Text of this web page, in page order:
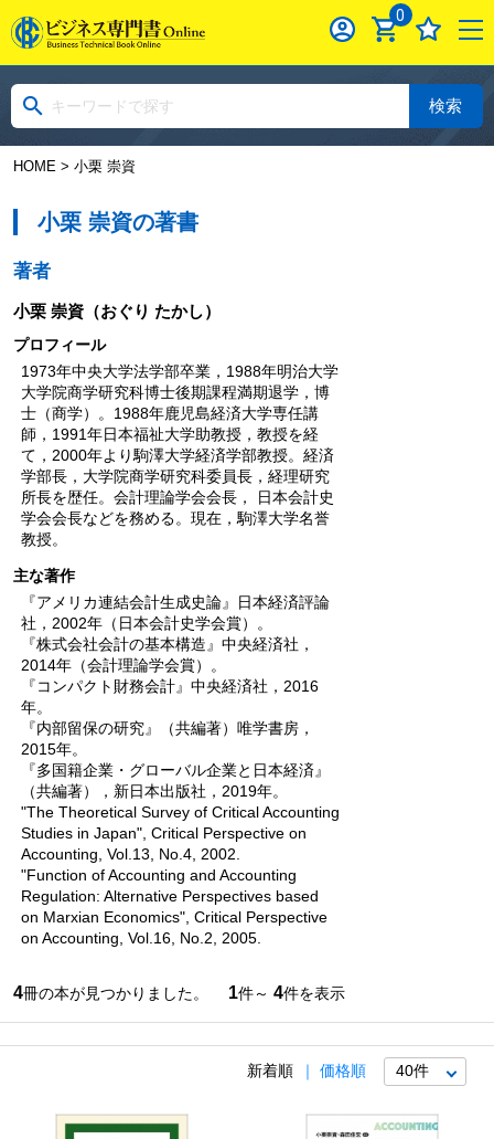
0
検索
HOME> 小栗 崇資
小栗 崇資の著書
著者
小栗 崇資（おぐり たかし）
プロフィール
1973年中央大学法学部卒業，1988年明治大学
大学院商学研究科博士後期課程満期退学，博
士（商学）。1988年鹿児島経済大学専任講
師，1991年日本福祉大学助教授，教授を経
て，2000年より駒澤大学経済学部教授。経済
学部長，大学院商学研究科委員長，経理研究
所長を歴任。会計理論学会会長， 日本会計史
学会会長などを務める。現在，駒澤大学名誉
教授。
主な著作
『アメリカ連結会計生成史論』日本経済評論
社，2002年（日本会計史学会賞）。
『株式会社会計の基本構造』中央経済社，
2014年（会計理論学会賞）。
『コンパクト財務会計』中央経済社，2016
年。
『内部留保の研究』（共編著）唯学書房，
2015年。
『多国籍企業・グローバル企業と日本経済』
（共編著），新日本出版社，2019年。
"The Theoretical Survey of Critical Accounting
Studies in Japan", Critical Perspective on
Accounting, Vol.13, No.4, 2002.
"Function of Accounting and Accounting
Regulation: Alternative Perspectives based
on Marxian Economics", Critical Perspective
on Accounting, Vol.16, No.2, 2005.
4冊の本が見つかりました。 1件～ 4件を表示
新着順 価格順